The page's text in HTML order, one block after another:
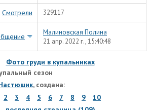
Смотрели 329117
Малиновская Полина
21 апр. 2022 г., 15:40:48
Фото груди в купальниках
сезон
, создана:
2 3 4 5 6 7 8 9
10